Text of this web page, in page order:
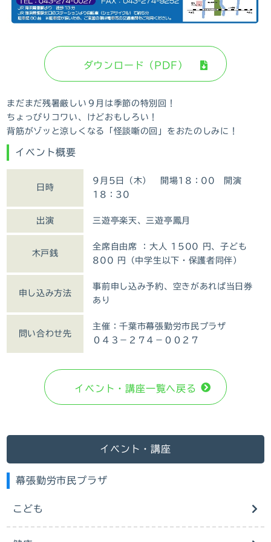
ダウンロード（PDF）
まだまだ残暑厳しい９月は季節の特別回！
ちょっぴりコワい、けどおもしろい！
背筋がゾッと涼しくなる「怪談噺の回」をおたのしみに！
イベント概要
日時
9月5日（木） 開場18：00 開演
18：30
出演 三遊亭楽天、三遊亭鳳月
木戸銭
全席自由席 ：大人 1500 円、子ども
800 円（中学生以下・保護者同伴）
申し込み方法
事前申し込み予約、空きがあれば当日券
あり
問い合わせ先
主催：千葉市幕張勤労市民プラザ
０４３－２７４－００２７
イベント・講座⼀覧へ戻る
イベント・講座
幕張勤労市民プラザ
こども